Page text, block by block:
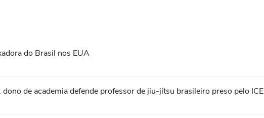
do Brasil nos EUA
de academia defende professor de jiu-jítsu brasileiro preso pelo ICE